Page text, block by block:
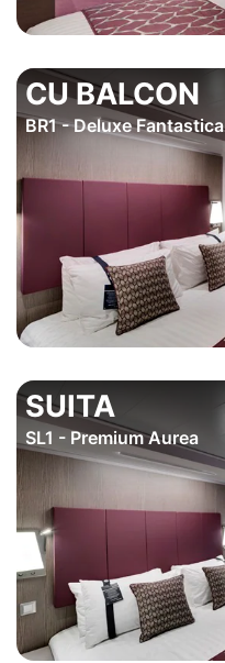
CU BALCON
BR1 - Deluxe Fantastica
SUITA
SL1 - Premium Aurea